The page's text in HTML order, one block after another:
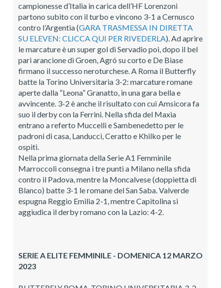
campionesse d’Italia in carica dell’HF Lorenzoni
partono subito con il turbo e vincono 3-1 a Cernusco
contro l’Argentia (GARA TRASMESSA IN DIRETTA
SU ELEVEN: CLICCA QUI PER RIVEDERLA). Ad aprire
le marcature è un super gol di Servadio poi, dopo il bel
pari arancione di Groen, Agró su corto e De Biase
firmano il successo neroturchese. A Roma il Butterfly
batte la Torino Universitaria 3-2: marcature romane
aperte dalla “Leona” Granatto, in una gara bella e
avvincente. 3-2 è anche il risultato con cui Amsicora fa
suo il derby con la Ferrini. Nella sfida del Maxia
entrano a referto Muccelli e Sambenedetto per le
padroni di casa, Landucci, Ceratto e Khilko per le
ospiti.
Nella prima giornata della Serie A1 Femminile
Marroccoli consegna i tre punti a Milano nella sfida
contro il Padova, mentre la Moncalvese (doppietta di
Blanco) batte 3-1 le romane del San Saba. Valverde
espugna Reggio Emilia 2-1, mentre Capitolina si
aggiudica il derby romano con la Lazio: 4-2.
SERIE A ELITE FEMMINILE - DOMENICA 12 MARZO
2023